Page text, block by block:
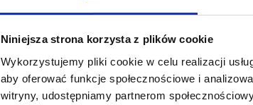
Niniejsza strona korzysta z plików cookie
Wykorzystujemy pliki cookie w celu realizacji
aby oferować funkcje społecznościowe i
witryny, udostępniamy partnerom